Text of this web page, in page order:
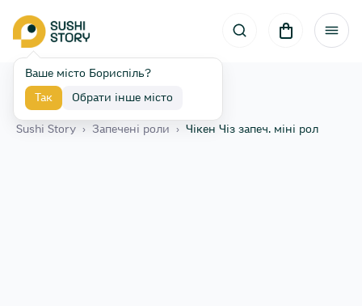
Ваше місто Бориспіль?
Так Обрати інше місто
Назад
Sushi Story › Запечені роли › Чікен Чіз запеч. міні рол